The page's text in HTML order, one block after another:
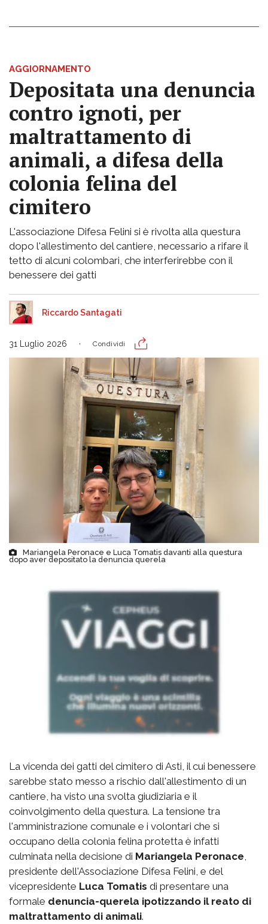
AGGIORNAMENTO
Depositata una denuncia
contro ignoti, per
maltrattamento di
animali, a difesa della
colonia felina del
cimitero
L'associazione Difesa Felini si è rivolta alla questura
dopo l'allestimento del cantiere, necessario a rifare il
tetto di alcuni colombari, che interferirebbe con il
benessere dei gatti
Riccardo Santagati
31 Luglio 2026 Condividi
Mariangela Peronace e Luca Tomatis davanti alla questura
dopo aver depositato la denuncia querela
La vicenda dei gatti del cimitero di Asti, il cui benessere
sarebbe stato messo a rischio dall'allestimento di un
cantiere, ha visto una svolta giudiziaria e il
coinvolgimento della questura. La tensione tra
l'amministrazione comunale e i volontari che si
occupano della colonia felina protetta è infatti
culminata nella decisione di Mariangela Peronace
presidente dell'Associazione Difesa Felini, e del
vicepresidente Luca Tomatis di presentare una
formale denuncia-querela ipotizzando il reato di
maltrattamento di animali.